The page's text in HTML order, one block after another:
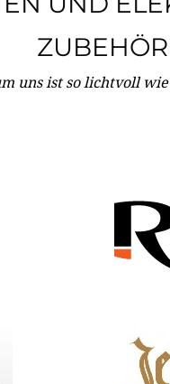
ZUBEHÖR
uns ist so lichtvoll